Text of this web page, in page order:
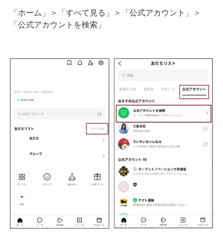
「ホーム」＞「すべて見る」＞「公式アカウント」＞
「公式アカウントを検索」